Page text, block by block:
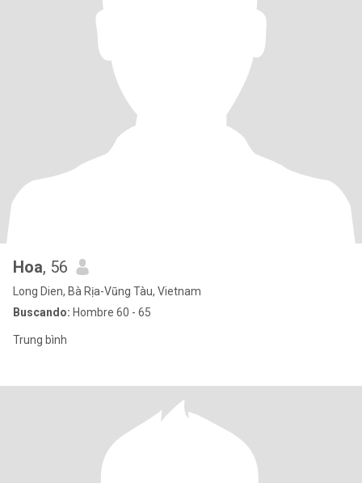
Hoa, 56
Long Dien, Bà Rịa-Vũng Tàu, Vietnam
Buscando: Hombre 60 - 65
Trung bình